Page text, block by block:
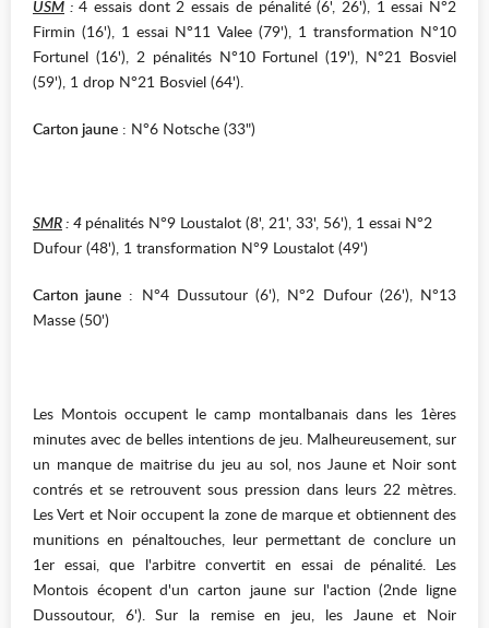
USM :4 essais dont 2 essais de pénalité (6', 26'), 1 essai N°2
Firmin (16'), 1 essai N°11 Valee (79'), 1 transformation N°10
Fortunel (16'), 2 pénalités N°10 Fortunel (19'), N°21 Bosviel
(59'), 1 drop N°21 Bosviel (64').
Carton jaune : N°6 Notsche (33")
SMR: 4 pénalités N°9 Loustalot (8', 21', 33', 56'), 1 essai N°2
Dufour (48'), 1 transformation N°9 Loustalot (49')
Carton jaune : N°4 Dussutour (6'), N°2 Dufour (26'), N°13
Masse (50')
Les Montois occupent le camp montalbanais dans les 1ères
minutes avec de belles intentions de jeu. Malheureusement, sur
un manque de maitrise du jeu au sol, nos Jaune et Noir sont
contrés et se retrouvent sous pression dans leurs 22 mètres.
Les Vert et Noir occupent la zone de marque et obtiennent des
munitions en pénaltouches, leur permettant de conclure un
1er essai, que l'arbitre convertit en essai de pénalité. Les
Montois écopent d'un carton jaune sur l'action (2nde ligne
Dussoutour, 6'). Sur la remise en jeu, les Jaune et Noir